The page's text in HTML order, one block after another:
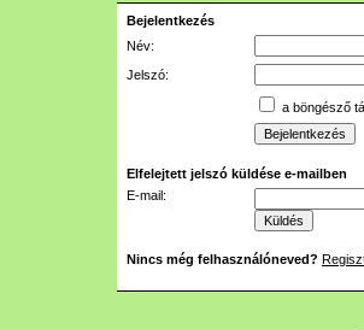
Bejelentkezés
Név:
Jelszó:
a böngésző
Elfelejtett jelszó küldése e-mailben
E-mail:
Nincs még felhasználóneved?